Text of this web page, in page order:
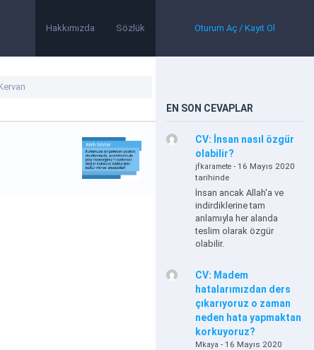
Hakkımızda Sözlük Oturum Aç / Kayıt Ol
EN SON CEVAPLAR
CV: İnsan nasıl özgür
olabilir?
jfkaramete - 16 Mayıs 2020
tarihinde
İnsan ancak Allah'a ve
indirdiklerine tam
anlamıyla her alanda
teslim olarak özgür
olabilir.
CV: Madem
hatalarımızdan ders
çıkarıyoruz o zaman
neden hata yapmaktan
korkuyoruz?
Mkaya - 16 Mayıs 2020